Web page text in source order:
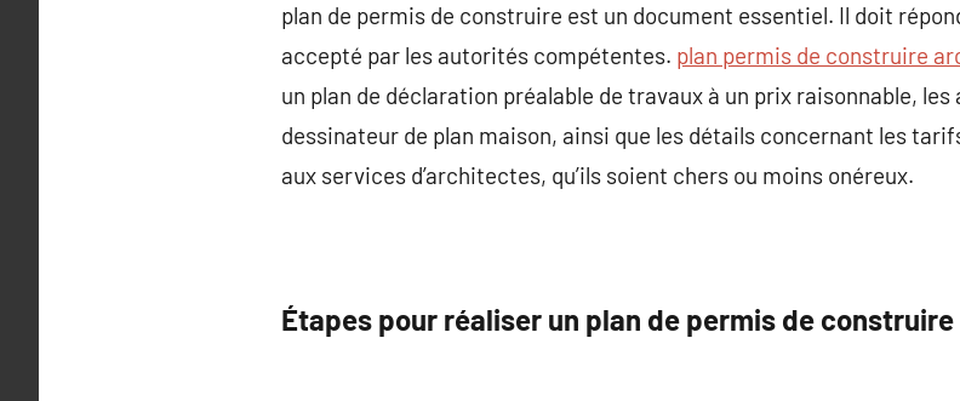
plan de permis de construire est un document essentiel. Il doit
accepté par les autorités compétentes. plan permis de construire
un plan de déclaration préalable de travaux à un prix raisonnable,
dessinateur de plan maison, ainsi que les détails concernant les
aux services d’architectes, qu’ils soient chers ou moins onéreux.
Étapes pour réaliser un plan de permis de construire